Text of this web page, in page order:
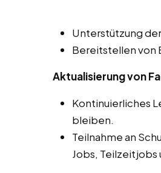
Unterstützung
Bereitstellen von
Aktualisierung von
Kontinuierliches
bleiben.
Teilnahme an
Jobs, Teilzeitjobs